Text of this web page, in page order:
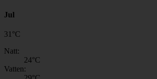
Jul
31°C
Natt:
24°C
Vatten: